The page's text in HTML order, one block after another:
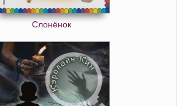
Слонёнок